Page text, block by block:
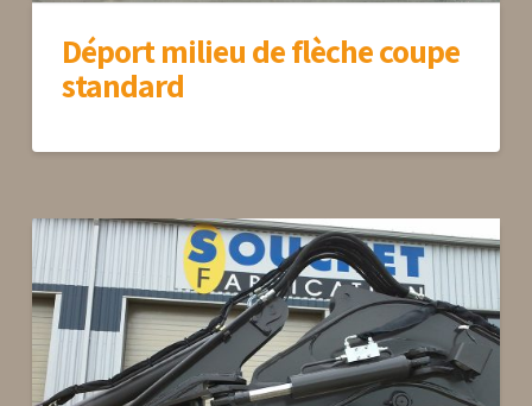
Déport milieu de flèche coupe
standard